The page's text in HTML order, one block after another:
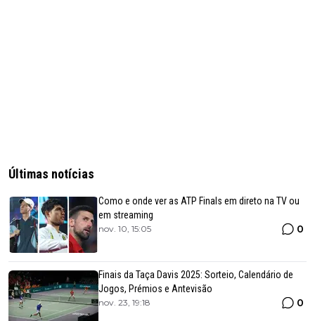
Últimas notícias
Como e onde ver as ATP Finals em direto na TV ou
em streaming
nov. 10, 15:05 0
Finais da Taça Davis 2025: Sorteio, Calendário de
Jogos, Prémios e Antevisão
nov. 23, 19:18 0